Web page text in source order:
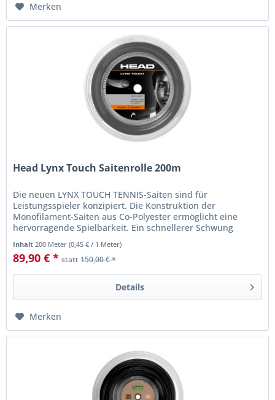
Merken
Head Lynx Touch Saitenrolle 200m
Die neuen LYNX TOUCH TENNIS-Saiten sind für
Leistungsspieler konzipiert. Die Konstruktion der
Monofilament-Saiten aus Co-Polyester ermöglicht eine
hervorragende Spielbarkeit. Ein schnellerer Schwung
Inhalt 200 Meter(0,45 € / 1 Meter)
89,90 € * statt150,00 € *
Details
Merken